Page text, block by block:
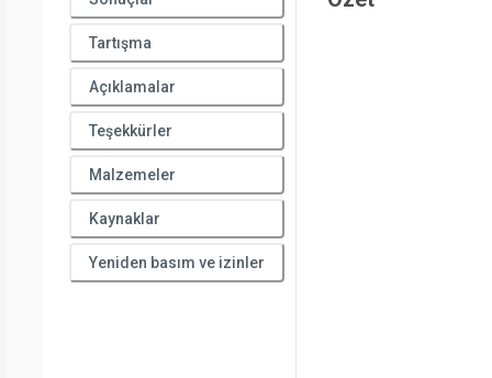
Tartışma
Açıklamalar
Teşekkürler
Malzemeler
Kaynaklar
Yeniden basım ve izinler